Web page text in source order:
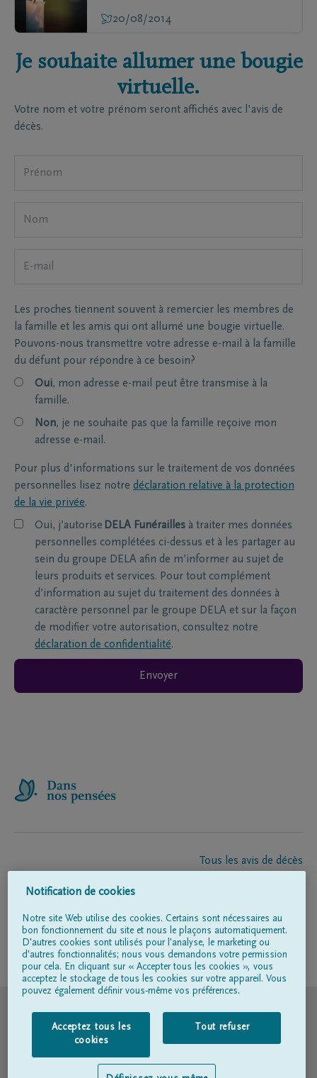
20/08/2014
Je souhaite allumer une bougie
virtuelle.
Votre nom et votre prénom seront affichés avec l'avis de
décès.
Les proches tiennent souvent à remercier les membres de
la famille et les amis qui ont allumé une bougie virtuelle.
Pouvons-nous transmettre votre adresse e-mail à la famille
du défunt pour répondre à ce besoin?
Oui, mon adresse e-mail peut être transmise à la
famille.
Non, je ne souhaite pas que la famille reçoive mon
adresse e-mail.
Pour plus d'informations sur le traitement de vos données
personnelles lisez notre déclaration relative à la protection
de la vie privée.
Oui, j’autorise DELA Funérailles à traiter mes données
personnelles complétées ci-dessus et à les partager au
sein du groupe DELA afin de m’informer au sujet de
leurs produits et services. Pour tout complément
d’information au sujet du traitement des données à
caractère personnel par le groupe DELA et sur la façon
de modifier votre autorisation, consultez notre
déclaration de confidentialité.
Envoyer
Tous les avis de décès
Entrepreneur de pompes funèbres
Suivez-nous sur
Conditions d'utilisation
Déclaration relative à la vie privée
Notification de cookies
Notre site Web utilise des cookies. Certains sont nécessaires au
bon fonctionnement du site et nous le plaçons automatiquement.
D'autres cookies sont utilisés pour l'analyse, le marketing ou
d'autres fonctionnalités; nous vous demandons votre permission
pour cela. En cliquant sur « Accepter tous les cookies », vous
acceptez le stockage de tous les cookies sur votre appareil. Vous
pouvez également définir vous-même vos préférences.
Acceptez tous les
cookies
Tout refuser